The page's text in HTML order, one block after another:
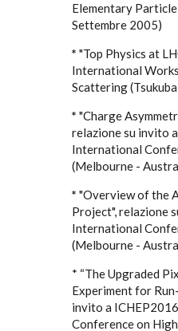
Elementary
Settembre 2005)
* "Top Physics at
International
Scattering
* "Charge
relazione su invito
International
(Melbourne -
* "Overview of the
Project", relazione
International
(Melbourne -
* “The Upgraded
Experiment for
invito a
Conference on